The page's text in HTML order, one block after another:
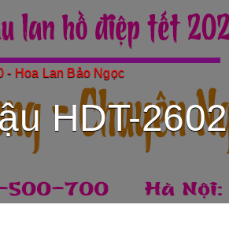
- Hoa Lan Bảo Ngọc
HDT-2602